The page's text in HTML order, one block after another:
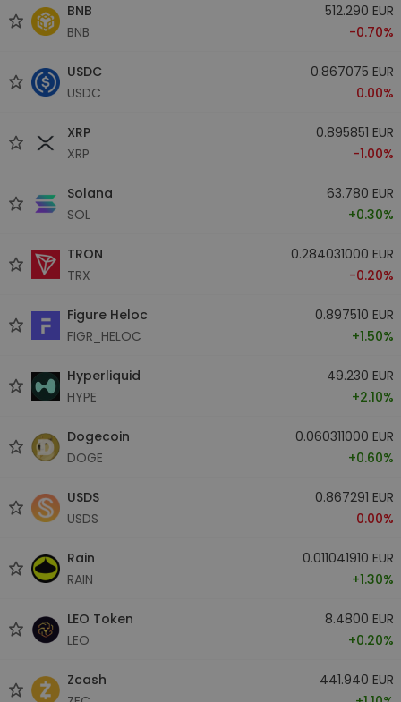
BNB
BNB
512.290 EUR
-0.70%
USDC
USDC
0.867075 EUR
0.00%
XRP
XRP
0.895851 EUR
-1.00%
Solana
SOL
63.780 EUR
+0.30%
TRON
TRX
0.284031000 EUR
-0.20%
Figure Heloc
FIGR_HELOC
0.897510 EUR
+1.50%
Hyperliquid
HYPE
49.230 EUR
+2.10%
Dogecoin
DOGE
0.060311000 EUR
+0.60%
USDS
USDS
0.867291 EUR
0.00%
Rain
RAIN
0.011041910 EUR
+1.30%
LEO Token
LEO
8.4800 EUR
+0.20%
Zcash
441.940 EUR